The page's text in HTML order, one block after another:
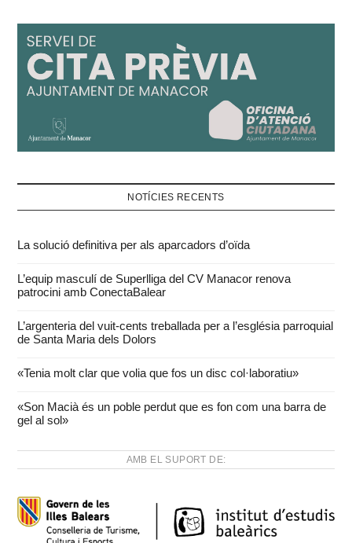
NOTÍCIES RECENTS
La solució definitiva per als aparcadors d’oïda
L’equip masculí de Superlliga del CV Manacor renova
patrocini amb ConectaBalear
L’argenteria del vuit-cents treballada per a l’església parroquial
de Santa Maria dels Dolors
«Tenia molt clar que volia que fos un disc col·laboratiu»
«Son Macià és un poble perdut que es fon com una barra de
gel al sol»
AMB EL SUPORT DE: